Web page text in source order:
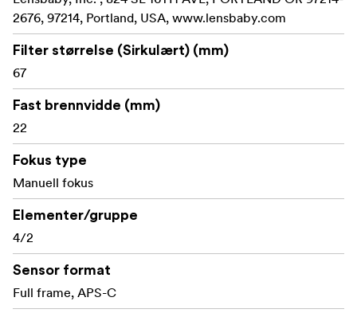
Hovedspesifikasjonene til Lensbaby Sweet 22 .
Brennvidde: 22 mm
Kompatibel med optikkbytte: Nei
Sirkulær blenderåpning: Ja
Minste fokuseringsavstand: 127 mm
Formatkompatibilitet: 35 mm fullformat; APS-C
Kompatibilitet med kameraer: MIL-kameraer
2676, 97214, Portland, USA, www.lensbaby.com
Filter størrelse (Sirkulært) (mm)
67
Fast brennvidde (mm)
22
Fokus type
Manuell fokus
Elementer/gruppe
4/2
Sensor format
Full frame, APS-C